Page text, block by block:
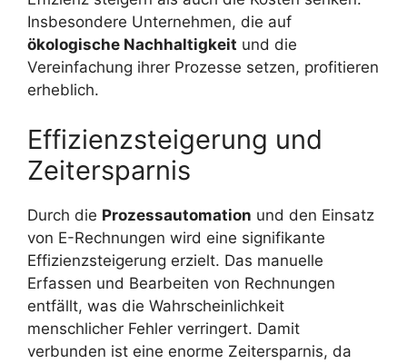
Insbesondere Unternehmen, die auf
ökologische Nachhaltigkeit und die
Vereinfachung ihrer Prozesse setzen, profitieren
erheblich.
Effizienzsteigerung und
Zeitersparnis
Durch die Prozessautomation und den Einsatz
von E-Rechnungen wird eine signifikante
Effizienzsteigerung erzielt. Das manuelle
Erfassen und Bearbeiten von Rechnungen
entfällt, was die Wahrscheinlichkeit
menschlicher Fehler verringert. Damit
verbunden ist eine enorme Zeitersparnis, da